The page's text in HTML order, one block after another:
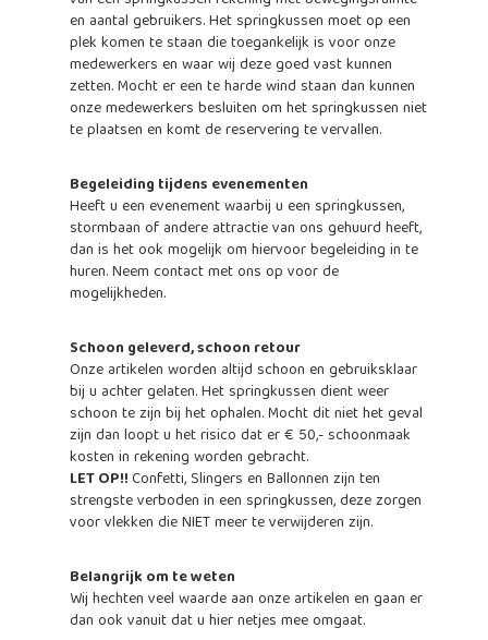
en aantal gebruikers. Het springkussen moet op een
plek komen te staan die toegankelijk is voor onze
medewerkers en waar wij deze goed vast kunnen
zetten. Mocht er een te harde wind staan dan kunnen
onze medewerkers besluiten om het springkussen niet
te plaatsen en komt de reservering te vervallen.
Begeleiding tijdens evenementen
Heeft u een evenement waarbij u een springkussen,
stormbaan of andere attractie van ons gehuurd heeft,
dan is het ook mogelijk om hiervoor begeleiding in te
huren. Neem contact met ons op voor de
mogelijkheden.
Schoon geleverd, schoon retour
Onze artikelen worden altijd schoon en gebruiksklaar
bij u achter gelaten. Het springkussen dient weer
schoon te zijn bij het ophalen. Mocht dit niet het geval
zijn dan loopt u het risico dat er € 50,- schoonmaak
kosten in rekening worden gebracht.
LET OP!!Confetti, Slingers en Ballonnen zijn ten
strengste verboden in een springkussen, deze zorgen
voor vlekken die NIET meer te verwijderen zijn.
Belangrijk om te weten
Wij hechten veel waarde aan onze artikelen en gaan er
dan ook vanuit dat u hier netjes mee omgaat.